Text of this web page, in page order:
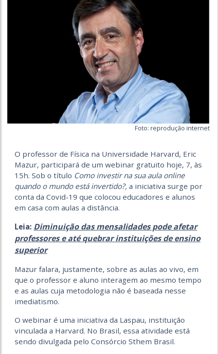
Foto: reprodução internet
O professor de Física na Universidade Harvard, Eric
Mazur, participará de um webinar gratuito hoje, 7, às
15h. Sob o título Como investir na sua aula online
quando o mundo está invertido?, a iniciativa surge por
conta da Covid-19 que colocou educadores e alunos
em casa com aulas a distância.
Leia: Diminuição das mensalidades pode afetar
professores e até quebrar instituições de ensino
superior
Mazur falara, justamente, sobre as aulas ao vivo, em
que o professor e aluno interagem ao mesmo tempo
e as aulas cuja metodologia não é baseada nesse
imediatismo.
O webinar é uma iniciativa da Laspau, instituição
vinculada a Harvard. No Brasil, essa atividade está
sendo divulgada pelo Consórcio Sthem Brasil.